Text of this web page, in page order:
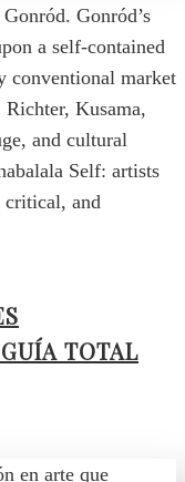
Gonród’s
a self-contained
conventional market
Kusama,
and cultural
Self: artists
critical, and
TOTAL